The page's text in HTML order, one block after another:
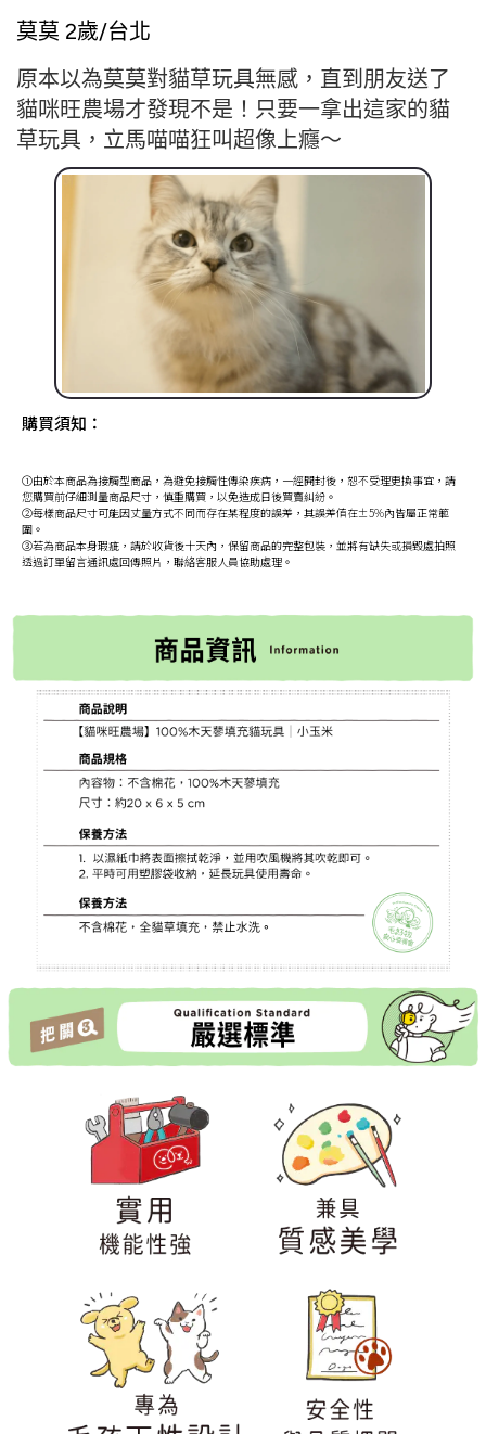
莫莫 2歲/台北
原本以為莫莫對貓草玩具無感，直到朋友送了
貓咪旺農場才發現不是！只要一拿出這家的貓
草玩具，立馬喵喵狂叫超像上癮～
購買須知：
①由於本商品為接觸型商品，為避免接觸性傳染疾病，一經開封後，恕不受理更換事宜，請
您購買前仔細測量商品尺寸，慎重購買，以免造成日後買賣糾紛。
②每樣商品尺寸可能因丈量方式不同而存在某程度的誤差，其誤差值在±5%內皆屬正常範
圍。
③若為商品本身瑕疵，請於收貨後十天內，保留商品的完整包裝，並將有缺失或損毀處拍照
透過訂單留言通訊處回傳照片，聯絡客服人員協助處理。